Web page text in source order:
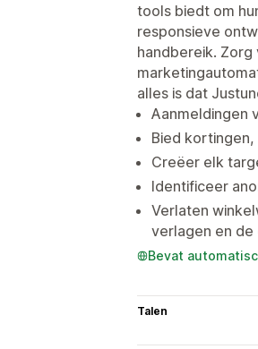
tools biedt om
responsieve
handbereik. Zorg
alles is dat
Aanmeldingen
Bied
Creëer elk
Identificeer
Verlaten
verlagen en
Bevat
Talen